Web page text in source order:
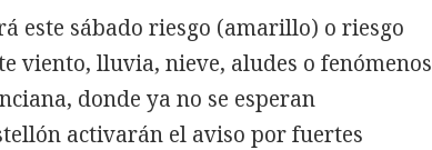
este sábado riesgo (amarillo) o riesgo
viento, lluvia, nieve, aludes o fenómenos
donde ya no se esperan
activarán el aviso por fuertes